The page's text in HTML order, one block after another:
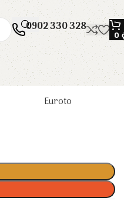
0902 330 328
0
Euroto